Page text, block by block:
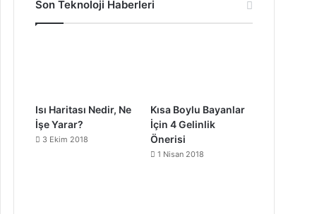
Son Teknoloji Haberleri
Isı Haritası Nedir, Ne
İşe Yarar?
3 Ekim 2018
Kısa Boylu Bayanlar
İçin 4 Gelinlik
Önerisi
1 Nisan 2018